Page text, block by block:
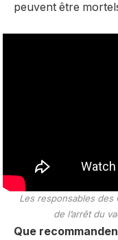
peuvent être
Les responsables des
de l’arrêt du
Que